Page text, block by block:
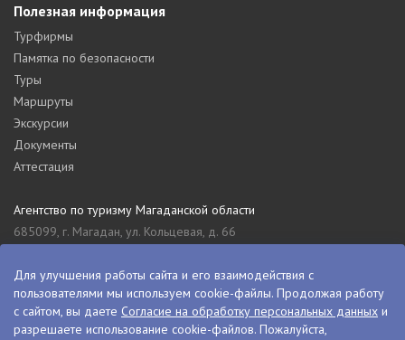
Полезная информация
Турфирмы
Памятка по безопасности
Туры
Маршруты
Экскурсии
Документы
Аттестация
Агентство по туризму Магаданской области
685099, г. Магадан, ул. Кольцевая, д. 66
8 (4132) 61-76-67
Туристский информационный центр Магаданской области
685000, г. Магадан, ул. Пролетарская, д. 11
Для улучшения работы сайта и его взаимодействия с
пользователями мы используем cookie-файлы. Продолжая работу
с сайтом, вы даете Согласие на обработку персональных данных и
разрешаете использование cookie-файлов. Пожалуйста,